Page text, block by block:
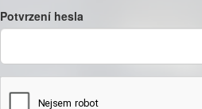
Potvrzení hesla